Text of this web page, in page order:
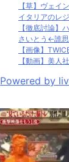
【草】ヴェイ
イタリアのレ
【徹底討論】
さいとう←誰
【画像】
【動画】美人
Powered by